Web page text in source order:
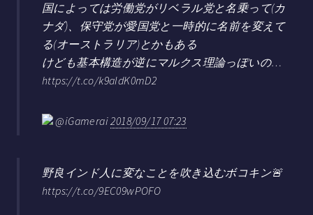
国によっては労働党がリベラル党と名乗って(カ
ナダ)、保守党が愛国党と一時的に名前を変えて
る(オーストラリア)とかもある
けども基本構造が逆にマルクス理論っぽいの…
https://t.co/k9aIdK0mD2
@iGamerai2018/09/17 07:23
野良インド人に変なことを吹き込むボコキン🚨
https://t.co/9EC09wPOFO